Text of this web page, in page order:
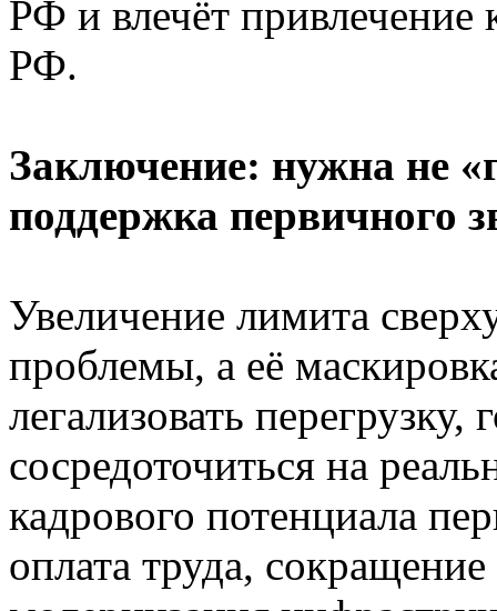
РФ и влечёт
РФ.
Заключение: нужна не
поддержка первичного
Увеличение лимита
проблемы, а её
легализовать перегрузку,
сосредоточиться на
кадрового потенциала
оплата труда,